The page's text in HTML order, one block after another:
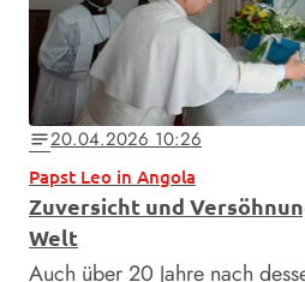
notes20.04.2026 10:26
Papst Leo in Angola
Zuversicht und
Welt
Auch über 20 Jahre nach